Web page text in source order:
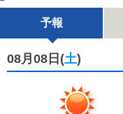
予報
08月08日(土)